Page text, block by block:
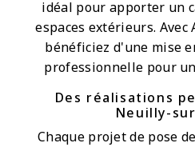
idéal pour apporter un
espaces extérieurs. Avec
bénéficiez d'une mise
professionnelle pour
Des réalisations
Neuilly-
Chaque projet de pose